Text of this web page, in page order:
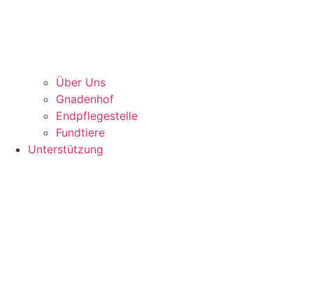
Über Uns
Gnadenhof
Endpflegestelle
Fundtiere
Unterstützung